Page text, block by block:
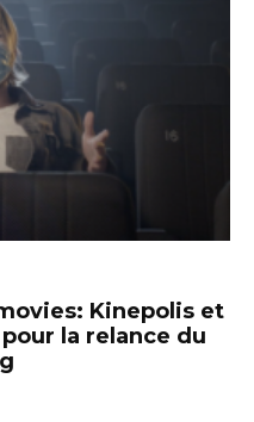
Kinepolis et
la relance du